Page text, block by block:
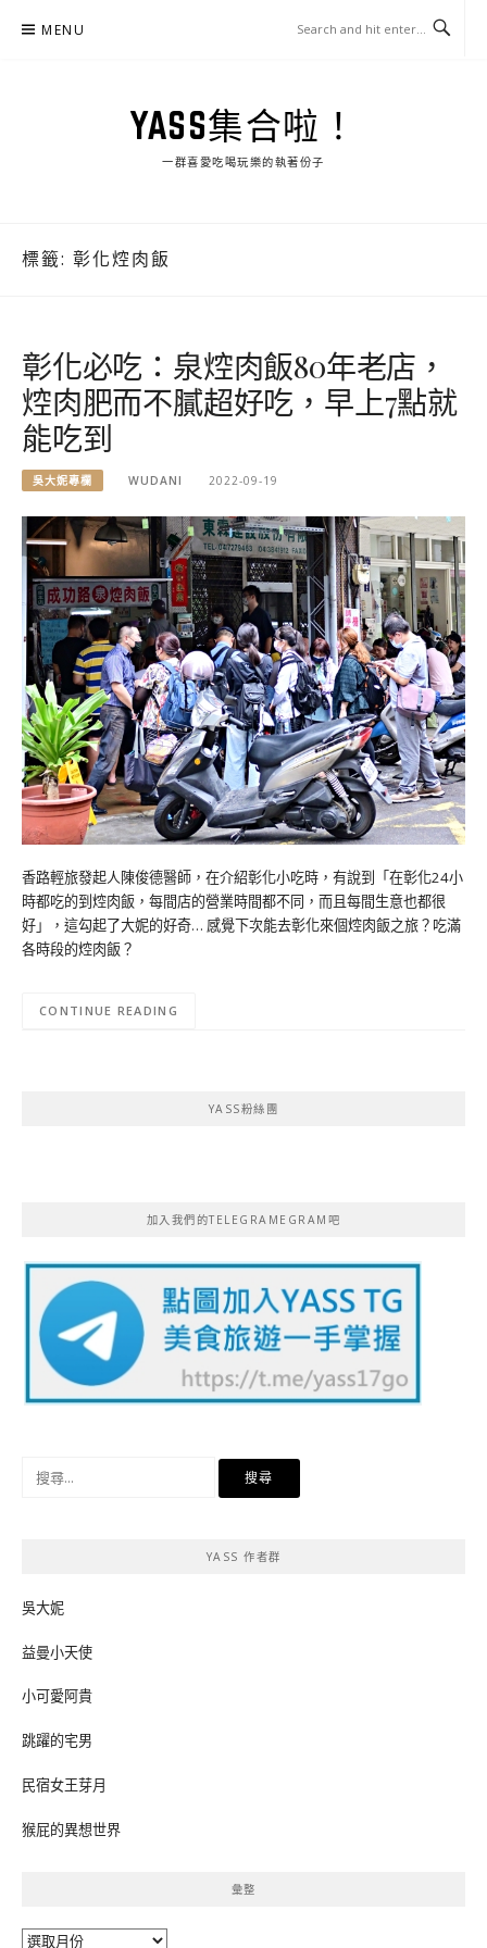
MENU
YASS集合啦！
一群喜愛吃喝玩樂的執著份子
標籤: 彰化焢肉飯
彰化必吃：泉焢肉飯80年老店，
焢肉肥而不膩超好吃，早上7點就
能吃到
吳大妮專欄 WUDANI 2022-09-19
香路輕旅發起人陳俊德醫師，在介紹彰化小吃時，有說到「在彰化24小
時都吃的到焢肉飯，每間店的營業時間都不同，而且每間生意也都很
好」，這勾起了大妮的好奇… 感覺下次能去彰化來個焢肉飯之旅？吃滿
各時段的焢肉飯？
CONTINUE READING
YASS粉絲團
加入我們的TELEGRAMEGRAM吧
YASS 作者群
吳大妮
益曼小天使
小可愛阿貴
跳躍的宅男
民宿女王芽月
猴屁的異想世界
彙整
彙